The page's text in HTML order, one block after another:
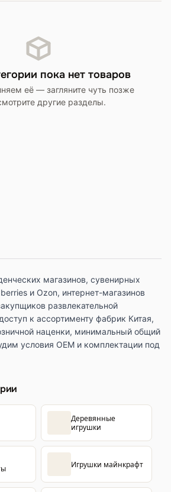
пока нет товаров
её — загляните чуть позже
другие разделы.
магазинов, сувенирных
и Ozon, интернет-магазинов
развлекательной
к ассортименту фабрик Китая,
наценки, минимальный общий
условия OEM и комплектации под
Деревянные
игрушки
Игрушки майнкрафт